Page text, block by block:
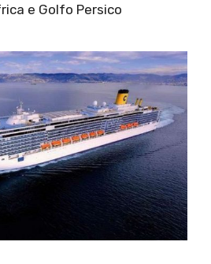
e Golfo Persico